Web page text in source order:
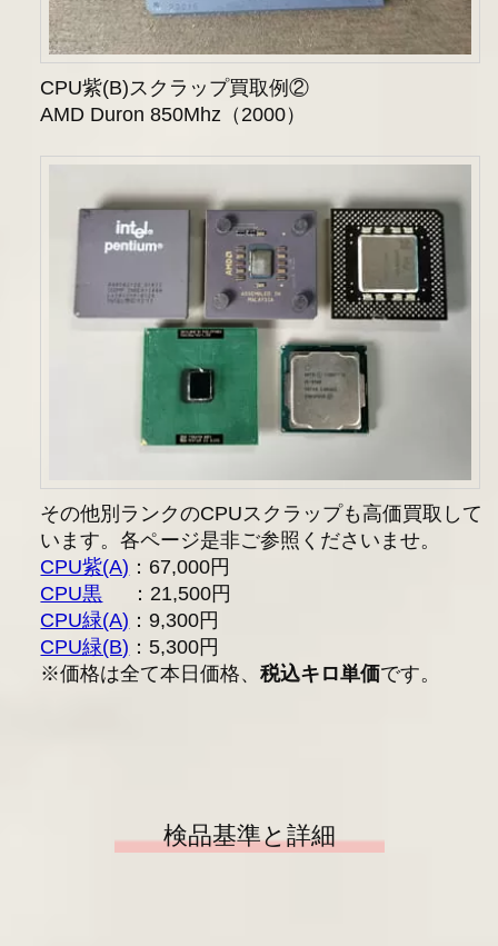
CPU紫(B)スクラップ買取例②
AMD Duron 850Mhz（2000）
その他別ランクのCPUスクラップも高価買取して
います。各ページ是非ご参照くださいませ。
CPU紫(A) ：67,000円
CPU黒 ：21,500円
CPU緑(A) ：9,300円
CPU緑(B) ：5,300円
※価格は全て本日価格、税込キロ単価です。
検品基準と詳細